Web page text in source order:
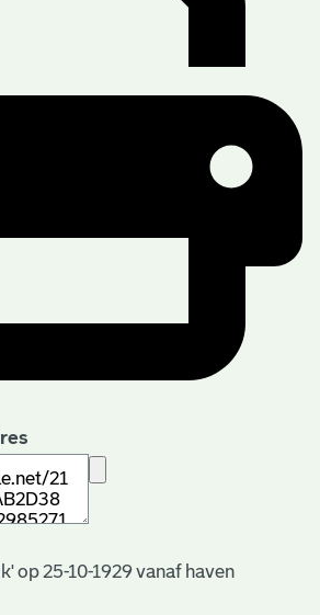
op 25-10-1929 vanaf haven